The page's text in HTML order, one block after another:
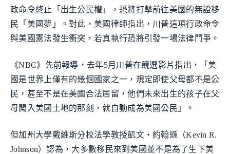
政命令終止「出生公民權」，恐將打擊前往美國的無證移
民「美國夢」。對此，美國律師指出，川普這項行政命令
與美國憲法發生衝突，若真執行恐將引發一場法律鬥爭。
《NBC》先前報導，去年5月川普在競選影片指出，「美
國是世界上僅有的幾個國家之一，規定即使父母都不是公
民，甚至不是在美國合法居留，他們未來出生的孩子在父
母闖入美國土地的那刻，就自動成為美國公民」。
但加州大學戴維斯分校法學教授凱文‧約翰遜（Kevin R.
Johnson）認為，大多數移民來到美國並不是為了生下美